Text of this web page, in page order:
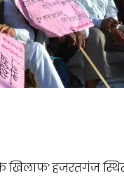
खिलाफ’ हजरतगंज